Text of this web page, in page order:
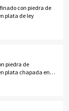
con piedra de
plata de ley
piedra de
plata chapada en